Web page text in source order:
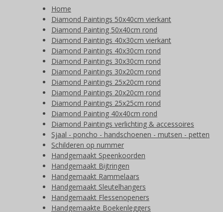
Home
Diamond Paintings 50x40cm vierkant
Diamond Painting 50x40cm rond
Diamond Paintings 40x30cm vierkant
Diamond Paintings 40x30cm rond
Diamond Paintings 30x30cm rond
Diamond Paintings 30x20cm rond
Diamond Paintings 25x20cm rond
Diamond Paintings 20x20cm rond
Diamond Paintings 25x25cm rond
Diamond Painting 40x40cm rond
Diamond Paintings verlichting & accessoires
Sjaal - poncho - handschoenen - mutsen - petten
Schilderen op nummer
Handgemaakt Speenkoorden
Handgemaakt Bijtringen
Handgemaakt Rammelaars
Handgemaakt Sleutelhangers
Handgemaakt Flessenopeners
Handgemaakte Boekenleggers